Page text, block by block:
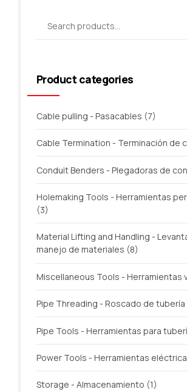
Product categories
Cable pulling - Pasacables (7)
Cable Termination - Terminación de
Conduit Benders - Plegadoras de
Holemaking Tools - Herramientas
(3)
Material Lifting and Handling -
manejo de materiales (8)
Miscellaneous Tools - Herramientas
Pipe Threading - Roscado de tubería
Pipe Tools - Herramientas para
Power Tools - Herramientas
Storage - Almacenamiento (1)